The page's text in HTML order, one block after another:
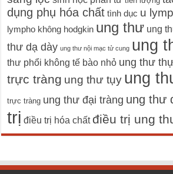
dụng phụ hóa chất tình dục u
lympho không hodgkin ung thư ung
thư dạ dày ung thư nội mạc tử cung ung
thư phổi không tế bào nhỏ ung thư
trực tràng ung thư tụy ung
trực tràng ung thư đại tràng ung thư
trị điều trị hóa chất điều trị ung